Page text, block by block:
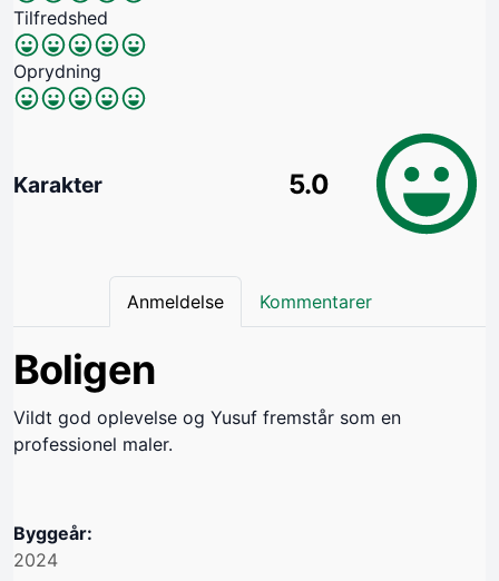
Tilfredshed
Oprydning
Karakter 5.0
Anmeldelse Kommentarer
Boligen
Vildt god oplevelse og Yusuf fremstår som en
professionel maler.
Byggeår:
2024